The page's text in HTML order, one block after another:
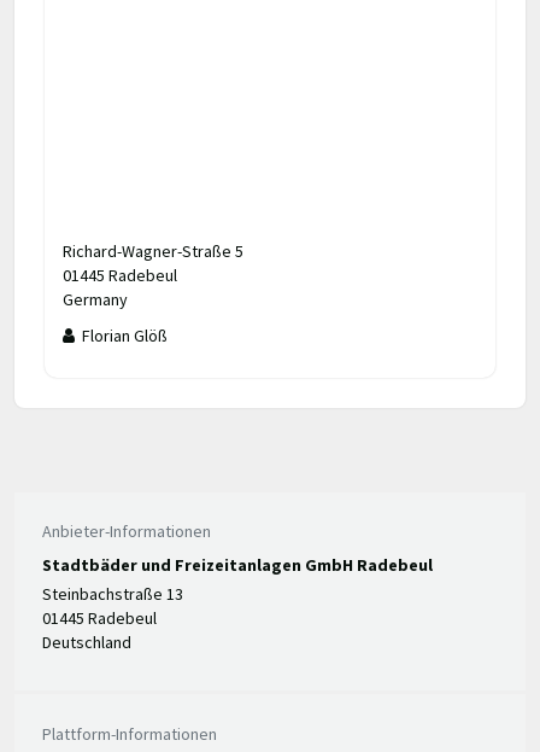
Richard-Wagner-Straße 5
01445 Radebeul
Germany
Florian Glöß
Anbieter-Informationen
Stadtbäder und Freizeitanlagen GmbH Radebeul
Steinbachstraße 13
01445 Radebeul
Deutschland
Plattform-Informationen